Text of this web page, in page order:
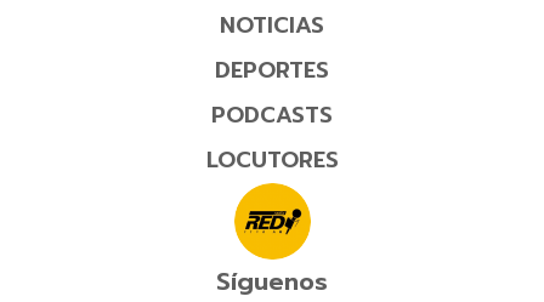
NOTICIAS
DEPORTES
PODCASTS
LOCUTORES
Síguenos